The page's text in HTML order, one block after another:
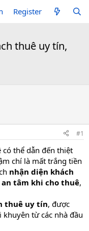
Register
thuê uy tín,
#1
có thể dẫn đến thiệt
chí là mất trắng tiền
nhận diện khách
an tâm khi cho thuê,
thuê uy tín, được
từ các nhà đầu